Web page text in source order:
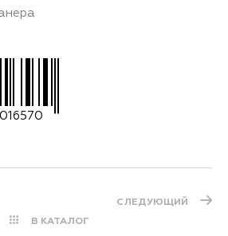
016570
В КАТАЛОГ
СЛЕДУЮЩИЙ